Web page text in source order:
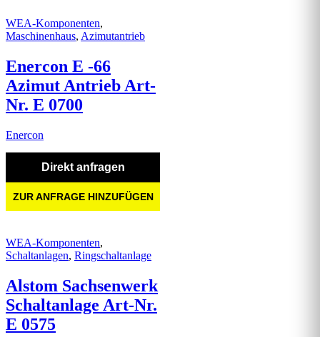
WEA-Komponenten,
Maschinenhaus, Azimutantrieb
Enercon E -66
Azimut Antrieb Art-
Nr. E 0700
Enercon
Direkt anfragen
ZUR ANFRAGE HINZUFÜGEN
WEA-Komponenten,
Schaltanlagen, Ringschaltanlage
Alstom Sachsenwerk
Schaltanlage Art-Nr.
E 0575